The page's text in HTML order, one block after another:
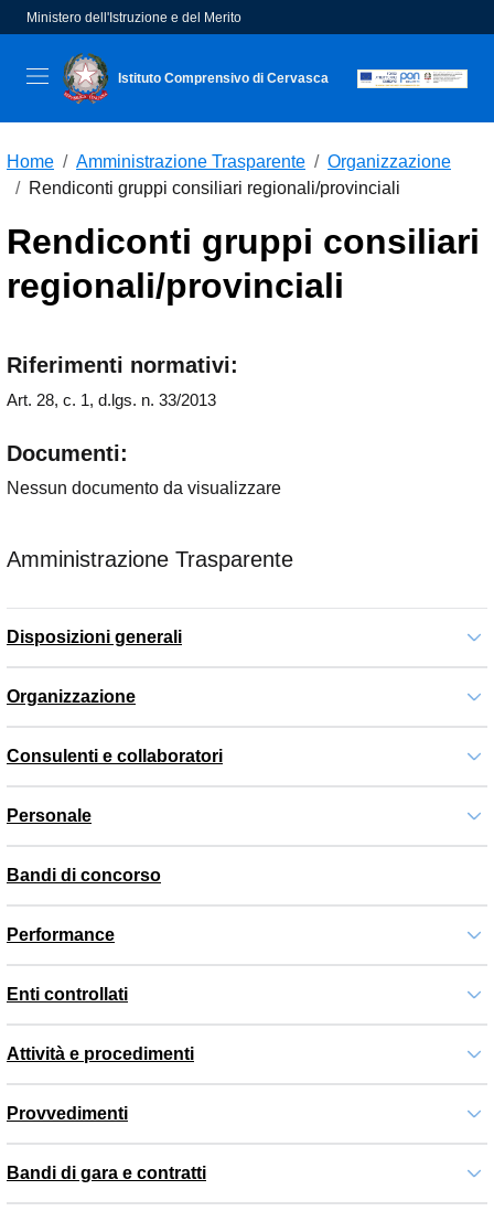
Ministero dell'Istruzione e del Merito
Istituto Comprensivo di Cervasca
Home Amministrazione Trasparente
Organizzazione
Rendiconti gruppi consiliari regionali/provinciali
Rendiconti gruppi consiliari
regionali/provinciali
Riferimenti normativi:
Art. 28, c. 1, d.lgs. n. 33/2013
Documenti:
Nessun documento da visualizzare
Amministrazione Trasparente
Disposizioni generali
Organizzazione
Consulenti e collaboratori
Personale
Bandi di concorso
Performance
Enti controllati
Attività e procedimenti
Provvedimenti
Bandi di gara e contratti